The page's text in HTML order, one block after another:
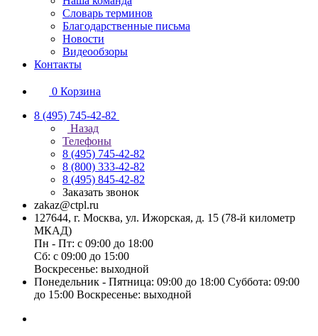
Словарь терминов
Благодарственные письма
Новости
Видеообзоры
Контакты
0 Корзина
8 (495) 745-42-82
Назад
Телефоны
8 (495) 745-42-82
8 (800) 333-42-82
8 (495) 845-42-82
Заказать звонок
zakaz@ctpl.ru
127644, г. Москва, ул. Ижорская, д. 15 (78-й километр
МКАД)
Пн - Пт: с 09:00 до 18:00
Сб: с 09:00 до 15:00
Воскресенье: выходной
Понедельник - Пятница: 09:00 до 18:00 Суббота: 09:00
до 15:00 Воскресенье: выходной